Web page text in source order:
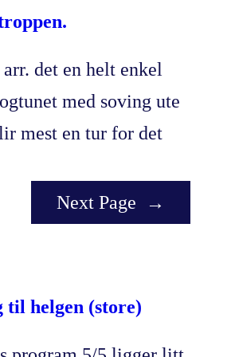
det en helt enkel
med soving ute
mest en tur for det
Next Page →
til helgen (store)